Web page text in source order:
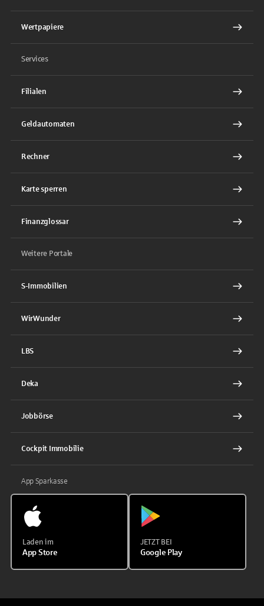
Wertpapiere
Services
Filialen
Geldautomaten
Rechner
Karte sperren
Finanzglossar
Weitere Portale
S-Immobilien
WirWunder
LBS
Deka
Jobbörse
Cockpit Immobilie
App Sparkasse
Laden im
App Store
JETZT BEI
Google Play